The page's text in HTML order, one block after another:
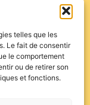
telles que les
Le fait de consentir
le comportement
ou de retirer son
et fonctions.